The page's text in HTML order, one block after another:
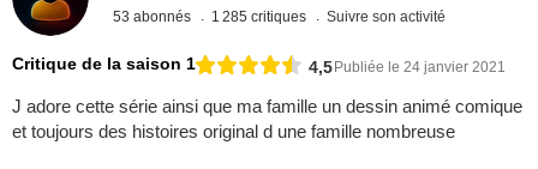
53 abonnés 1 285 critiques Suivre son activité
Critique de la saison 1 4,5Publiée le 24 janvier 2021
J adore cette série ainsi que ma famille un dessin animé comique
et toujours des histoires original d une famille nombreuse